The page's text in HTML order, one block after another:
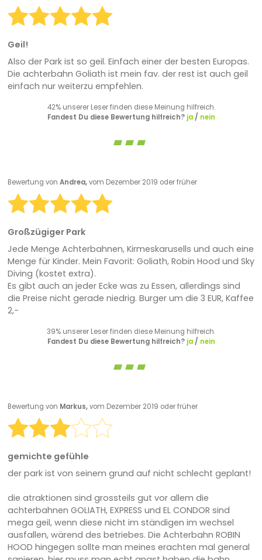
Geil!
Also der Park ist so geil. Einfach einer der besten Europas.
Die achterbahn Goliath ist mein fav. der rest ist auch geil
einfach nur weiterzu empfehlen.
42% unserer Leser finden diese Meinung hilfreich.
Fandest Du diese Bewertung hilfreich? ja/ nein
Bewertung von Andrea,vom Dezember 2019 oder früher
Großzügiger Park
Jede Menge Achterbahnen, Kirmeskarusells und auch eine
Menge für Kinder. Mein Favorit: Goliath, Robin Hood und Sky
Diving (kostet extra).
Es gibt auch an jeder Ecke was zu Essen, allerdings sind
die Preise nicht gerade niedrig. Burger um die 3 EUR, Kaffee
2,-
39% unserer Leser finden diese Meinung hilfreich.
Fandest Du diese Bewertung hilfreich? ja/ nein
Bewertung von Markus,vom Dezember 2019 oder früher
gemichte gefühle
der park ist von seinem grund auf nicht schlecht geplant!
die atraktionen sind grossteils gut vor allem die
achterbahnen GOLIATH, EXPRESS und EL CONDOR sind
mega geil, wenn diese nicht im ständigen im wechsel
ausfallen, wärend des betriebes. Die Achterbahn ROBIN
HOOD hingegen sollte man meines erachten mal general